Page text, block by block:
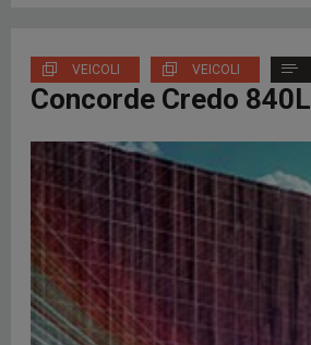
pane
VEICOLI VEICOLI
Concorde Credo 840L